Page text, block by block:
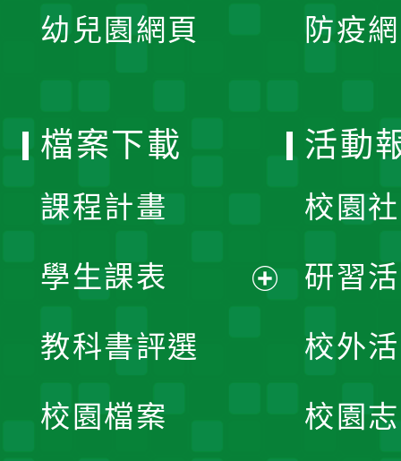
幼兒園網頁 防疫
檔案下載
課程計畫
學生課表
教科書評選
校園檔案
活動
校園
研習
校外
校園